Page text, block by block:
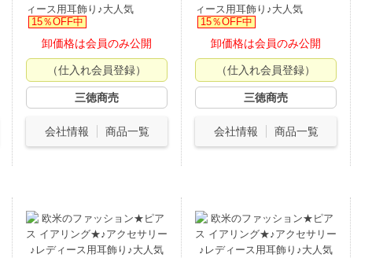
ィース用耳飾り♪大人気
15％OFF中
卸価格は会員のみ公開
（仕入れ会員登録）
三徳商売
会社情報 商品一覧
ィース用耳飾り♪大人気
15％OFF中
卸価格は会員のみ公開
（仕入れ会員登録）
三徳商売
会社情報 商品一覧